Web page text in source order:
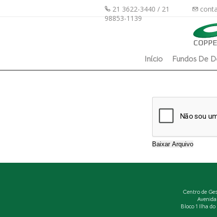
21 3622-3440 / 21
98853-1139
Início Fundos De
Centro de
Bloco 1 Ilha